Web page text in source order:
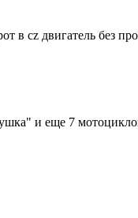
в cz двигатель без
и еще 7